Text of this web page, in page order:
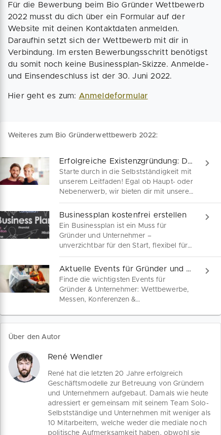
Für die Bewerbung beim Bio Gründer Wettbewerb
2022 musst du dich über ein Formular auf der
Website mit deinen Kontaktdaten anmelden.
Daraufhin setzt sich der Wettbewerb mit dir in
Verbindung. Im ersten Bewerbungsschritt benötigst
du somit noch keine Businessplan-Skizze. Anmelde-
und Einsendeschluss ist der 30. Juni 2022.
Hier geht es zum: Anmeldeformular
Weiteres zum Bio Gründerwettbewerb 2022:
Erfolgreiche Existenzgründung: Dein Guide
Starte durch in die Selbstständigkeit mit
unserem Leitfaden! Egal ob Haupt- oder
Nebenerwerb, wir bieten dir mit unserer
Erfahrung Orientierung für dein
Gründungsvorhaben.
Businessplan kostenfrei erstellen
Ein Businessplan ist ein Muss für
Gründer und Unternehmer –
unverzichtbar für den Start, flexibel für
Anpassungen und entscheidend für
Finanzhilfen. Wir sind dein Begleiter auf
dem Weg zum perfekten Geschäftsplan.
Aktuelle Events für Gründer und Unternehmer
Finde die wichtigsten Events für
Gründer & Unternehmer: Wettbewerbe,
Messen, Konferenzen &
Über den Autor
René Wendler
René hat die letzten 20 Jahre erfolgreich
Geschäftsmodelle zur Betreuung von Gründern
und Unternehmern aufgebaut. Damals wie heute
adressiert er gemeinsam mit seinem Team Solo-
Selbstständige und Unternehmen mit weniger als
10 Mitarbeitern, welche weder die mediale noch
politische Aufmerksamkeit haben, obwohl sie